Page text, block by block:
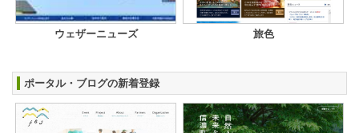
ウェザーニューズ 旅色
ポータル・ブログの新着登録